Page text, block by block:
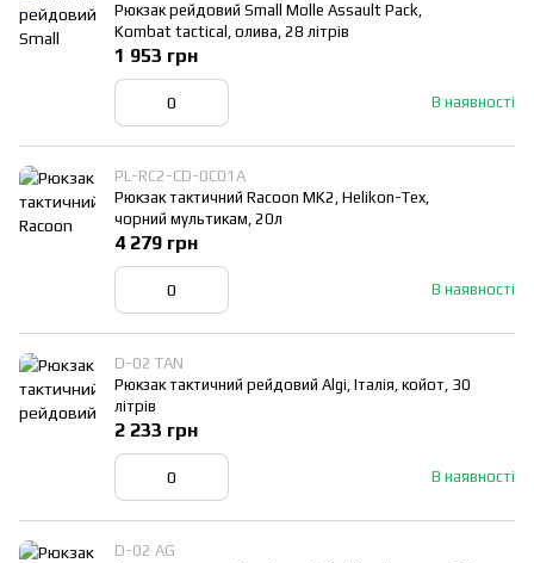
Рюкзак рейдовий Small Molle Assault Pack,
Kombat tactical, олива, 28 літрів
В наявності
1 953 грн
PL-RC2-CD-0C01A
Рюкзак тактичний Racoon MK2, Helikon-Tex,
чорний мультикам, 20л
В наявності
4 279 грн
D-02 TAN
Рюкзак тактичний рейдовий Algi, Італія, койот, 30
літрів
В наявності
2 233 грн
D-02 AG